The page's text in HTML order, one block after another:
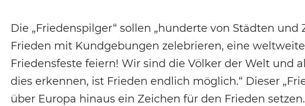
Die „Friedenspilger“ sollen „hunderte von Städten
Frieden mit Kundgebungen zelebrieren, eine
Friedensfeste feiern! Wir sind die Völker der Welt und
dies erkennen, ist Frieden endlich möglich.“ Dieser
über Europa hinaus ein Zeichen für den Frieden